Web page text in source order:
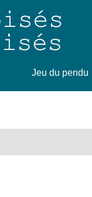
Jeu du pendu